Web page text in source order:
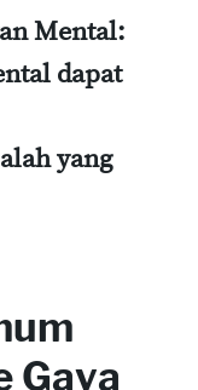
Mental:
dapat
yang
Gaya